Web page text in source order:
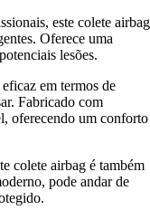
este colete airbag
Oferece uma
lesões.
em termos de
Fabricado com
oferecendo um conforto
colete airbag é também
pode andar de